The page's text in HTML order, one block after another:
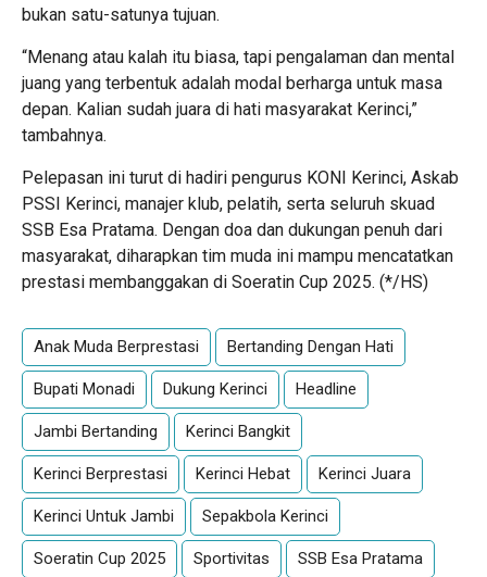
bukan satu-satunya tujuan.
“Menang atau kalah itu biasa, tapi pengalaman dan mental
juang yang terbentuk adalah modal berharga untuk masa
depan. Kalian sudah juara di hati masyarakat Kerinci,”
tambahnya.
Pelepasan ini turut di hadiri pengurus KONI Kerinci, Askab
PSSI Kerinci, manajer klub, pelatih, serta seluruh skuad
SSB Esa Pratama. Dengan doa dan dukungan penuh dari
masyarakat, diharapkan tim muda ini mampu mencatatkan
prestasi membanggakan di Soeratin Cup 2025. (*/HS)
Anak Muda Berprestasi Bertanding Dengan Hati
Bupati Monadi Dukung Kerinci Headline
Jambi Bertanding Kerinci Bangkit
Kerinci Berprestasi Kerinci Hebat Kerinci Juara
Kerinci Untuk Jambi Sepakbola Kerinci
Soeratin Cup 2025 Sportivitas SSB Esa Pratama